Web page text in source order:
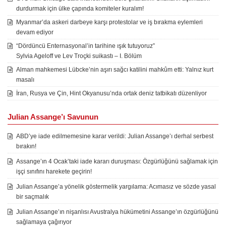
durdurmak için ülke çapında komiteler kuralım!
Myanmar’da askeri darbeye karşı protestolar ve iş bırakma eylemleri
devam ediyor
“Dördüncü Enternasyonal’in tarihine ışık tutuyoruz”
Sylvia Ageloff ve Lev Troçki suikastı – I. Bölüm
Alman mahkemesi Lübcke’nin aşırı sağcı katilini mahkûm etti: Yalnız kurt
masalı
İran, Rusya ve Çin, Hint Okyanusu’nda ortak deniz tatbikatı düzenliyor
Julian Assange’ı Savunun
ABD’ye iade edilmemesine karar verildi: Julian Assange’ı derhal serbest
bırakın!
Assange’ın 4 Ocak’taki iade kararı duruşması: Özgürlüğünü sağlamak için
işçi sınıfını harekete geçirin!
Julian Assange’a yönelik göstermelik yargılama: Acımasız ve sözde yasal
bir saçmalık
Julian Assange’ın nişanlısı Avustralya hükümetini Assange’ın özgürlüğünü
sağlamaya çağırıyor